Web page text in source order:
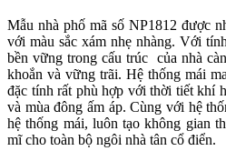
Mẫu nhà phố mã số NP1812 được
với màu sắc xám nhẹ nhàng. Với
bền vững trong cấu trúc của nhà
khoắn và vững trãi. Hệ thống mái
đặc tính rất phù hợp với thời tiết khí
và mùa đông ấm áp. Cùng với hệ
hệ thống mái, luôn tạo không gian
mĩ cho toàn bộ ngôi nhà tân cổ điển.